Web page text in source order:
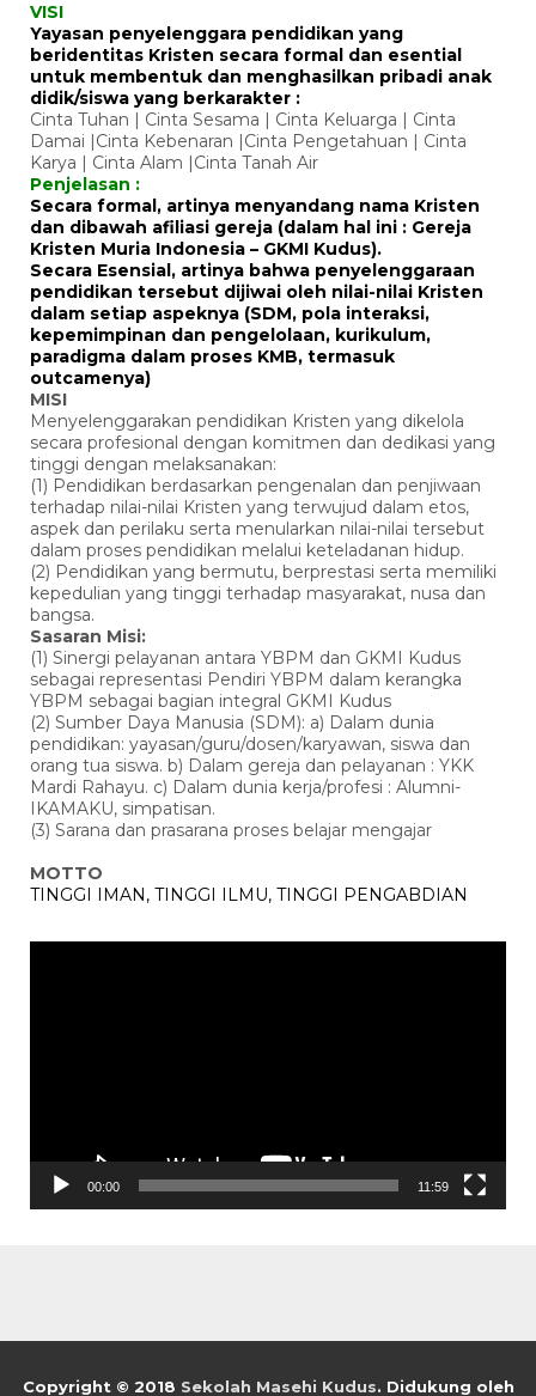
VISI
Yayasan penyelenggara pendidikan yang
beridentitas Kristen secara formal dan esential
untuk membentuk dan menghasilkan pribadi anak
didik/siswa yang berkarakter :
Cinta Tuhan | Cinta Sesama | Cinta Keluarga | Cinta
Damai |Cinta Kebenaran |Cinta Pengetahuan | Cinta
Karya | Cinta Alam |Cinta Tanah Air
Penjelasan :
Secara formal, artinya menyandang nama Kristen
dan dibawah afiliasi gereja (dalam hal ini : Gereja
Kristen Muria Indonesia – GKMI Kudus).
Secara Esensial, artinya bahwa penyelenggaraan
pendidikan tersebut dijiwai oleh nilai-nilai Kristen
dalam setiap aspeknya (SDM, pola interaksi,
kepemimpinan dan pengelolaan, kurikulum,
paradigma dalam proses KMB, termasuk
outcamenya)
MISI
Menyelenggarakan pendidikan Kristen yang dikelola
secara profesional dengan komitmen dan dedikasi yang
tinggi dengan melaksanakan:
(1) Pendidikan berdasarkan pengenalan dan penjiwaan
terhadap nilai-nilai Kristen yang terwujud dalam etos,
aspek dan perilaku serta menularkan nilai-nilai tersebut
dalam proses pendidikan melalui keteladanan hidup.
(2) Pendidikan yang bermutu, berprestasi serta memiliki
kepedulian yang tinggi terhadap masyarakat, nusa dan
bangsa.
Sasaran Misi:
(1) Sinergi pelayanan antara YBPM dan GKMI Kudus
sebagai representasi Pendiri YBPM dalam kerangka
YBPM sebagai bagian integral GKMI Kudus
(2) Sumber Daya Manusia (SDM): a) Dalam dunia
pendidikan: yayasan/guru/dosen/karyawan, siswa dan
orang tua siswa. b) Dalam gereja dan pelayanan : YKK
Mardi Rahayu. c) Dalam dunia kerja/profesi : Alumni-
IKAMAKU, simpatisan.
(3) Sarana dan prasarana proses belajar mengajar
MOTTO
TINGGI IMAN, TINGGI ILMU, TINGGI PENGABDIAN
00:00 11:59
Copyright © 2018 Sekolah Masehi Kudus. Didukung oleh